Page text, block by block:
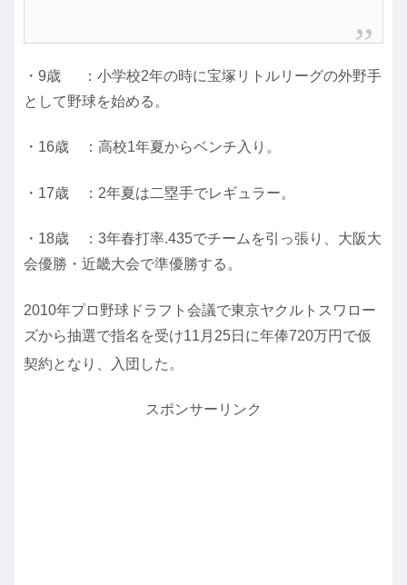
・9歳 ：小学校2年の時に宝塚リトルリーグの外野手
として野球を始める。
・16歳 ：高校1年夏からベンチ入り。
・17歳 ：2年夏は二塁手でレギュラー。
・18歳 ：3年春打率.435でチームを引っ張り、大阪大
会優勝・近畿大会で準優勝する。
2010年プロ野球ドラフト会議で東京ヤクルトスワロー
ズから抽選で指名を受け11月25日に年俸720万円で仮
契約となり、入団した。
スポンサーリンク